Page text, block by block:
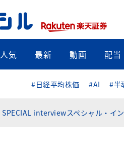
トップ
人気 最新 動画 配当
#日経平均株価 #AI #半
SPECIAL interviewスペシャル・イ